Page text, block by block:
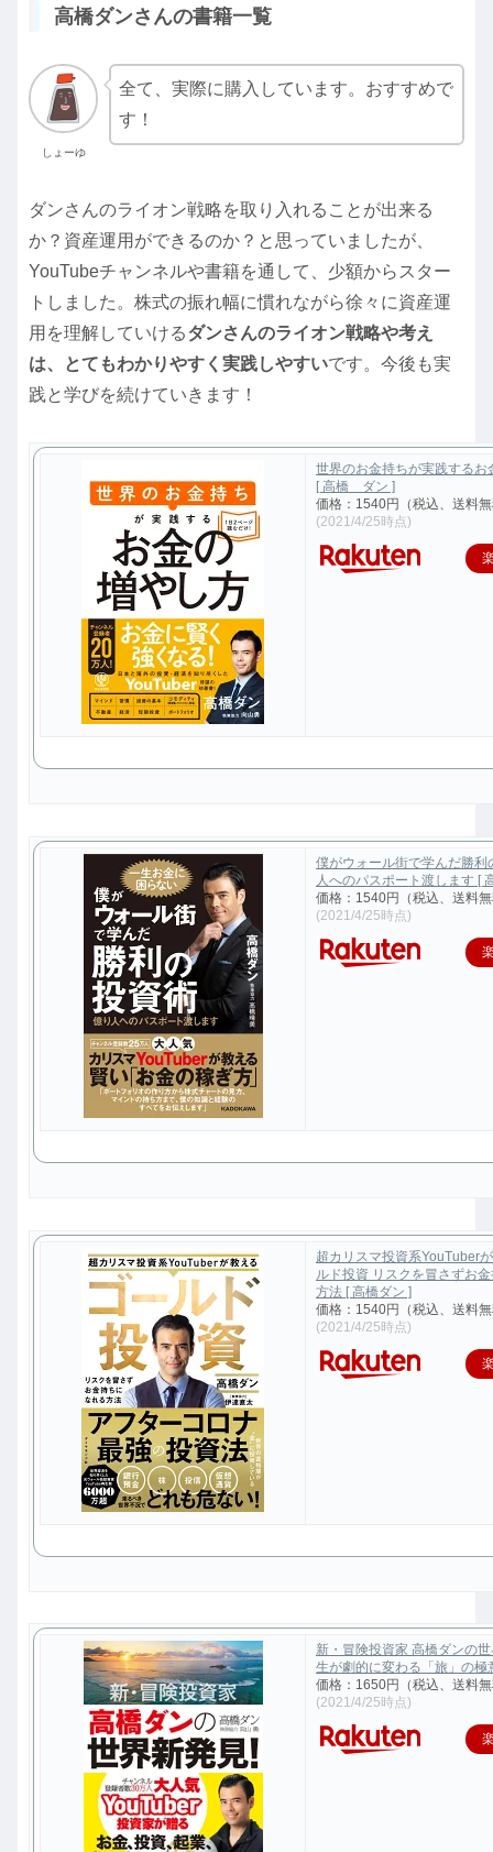
高橋ダンさんの書籍一覧
しょーゆ
全て、実際に購入しています。おすすめで
す！
ダンさんのライオン戦略を取り入れることが出来る
か？資産運用ができるのか？と思っていましたが、
YouTubeチャンネルや書籍を通して、少額からスター
トしました。株式の振れ幅に慣れながら徐々に資産運
用を理解していけるダンさんのライオン戦略や考え
は、とてもわかりやすく実践しやすいです。今後も実
践と学びを続けていきます！
世界のお金持ちが実践するお
[ 高橋 ダン ]
価格：1540円（税込、送料
(2021/4/25時点)
僕がウォール街で学んだ勝利
人へのパスポート渡します [
価格：1540円（税込、送料
(2021/4/25時点)
超カリスマ投資系YouTuber
ルド投資 リスクを冒さずお
方法 [ 高橋ダン ]
価格：1540円（税込、送料
(2021/4/25時点)
新・冒険投資家 高橋ダンの
生が劇的に変わる「旅」の極
価格：1650円（税込、送料
(2021/4/25時点)